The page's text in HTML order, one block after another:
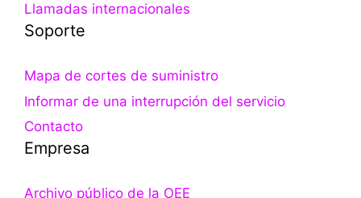
Llamadas internacionales
Soporte
Mapa de cortes de suministro
Informar de una interrupción del servicio
Contacto
Empresa
Archivo público de la OEE